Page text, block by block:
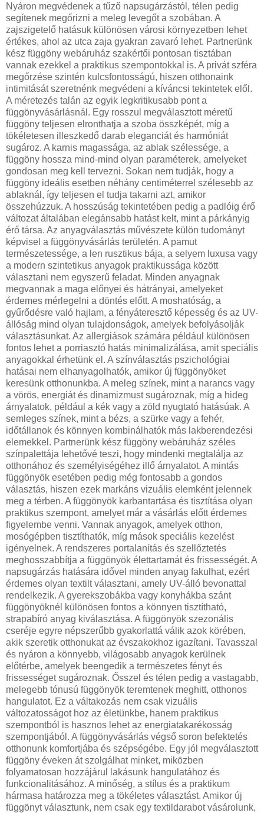
Nyáron megvédenek a tűző napsugárzástól, télen pedig
segítenek megőrizni a meleg levegőt a szobában. A
zajszigetelő hatásuk különösen városi környezetben lehet
értékes, ahol az utca zaja gyakran zavaró lehet. Partnerünk
kész függöny webáruház szakértői pontosan tisztában
vannak ezekkel a praktikus szempontokkal is. A privát szféra
megőrzése szintén kulcsfontosságú, hiszen otthonaink
intimitását szeretnénk megvédeni a kíváncsi tekintetek elől.
A méretezés talán az egyik legkritikusabb pont a
függönyvásárlásnál. Egy rosszul megválasztott méretű
függöny teljesen elronthatja a szoba összképét, míg a
tökéletesen illeszkedő darab eleganciát és harmóniát
sugároz. A karnis magassága, az ablak szélessége, a
függöny hossza mind-mind olyan paraméterek, amelyeket
gondosan meg kell tervezni. Sokan nem tudják, hogy a
függöny ideális esetben néhány centiméterrel szélesebb az
ablaknál, így teljesen el tudja takarni azt, amikor
összehúzzuk. A hosszúság tekintetében pedig a padlóig érő
változat általában elegánsabb hatást kelt, mint a párkányig
érő társa. Az anyagválasztás művészete külön tudományt
képvisel a függönyvásárlás területén. A pamut
természetessége, a len rusztikus bája, a selyem luxusa vagy
a modern szintetikus anyagok praktikussága között
választani nem egyszerű feladat. Minden anyagnak
megvannak a maga előnyei és hátrányai, amelyeket
érdemes mérlegelni a döntés előtt. A moshatóság, a
gyűrődésre való hajlam, a fényáteresztő képesség és az UV-
állóság mind olyan tulajdonságok, amelyek befolyásolják
választásunkat. Az allergiások számára például különösen
fontos lehet a porriasztó hatás minimalizálása, amit speciális
anyagokkal érhetünk el. A színválasztás pszichológiai
hatásai nem elhanyagolhatók, amikor új függönyöket
keresünk otthonunkba. A meleg színek, mint a narancs vagy
a vörös, energiát és dinamizmust sugároznak, míg a hideg
árnyalatok, például a kék vagy a zöld nyugtató hatásúak. A
semleges színek, mint a bézs, a szürke vagy a fehér,
időtállanok és könnyen kombinálhatók más lakberendezési
elemekkel. Partnerünk kész függöny webáruház széles
színpalettája lehetővé teszi, hogy mindenki megtalálja az
otthonához és személyiségéhez illő árnyalatot. A mintás
függönyök esetében pedig még fontosabb a gondos
választás, hiszen ezek markáns vizuális elemként jelennek
meg a térben. A függönyök karbantartása és tisztítása olyan
praktikus szempont, amelyet már a vásárlás előtt érdemes
figyelembe venni. Vannak anyagok, amelyek otthon,
mosógépben tisztíthatók, míg mások speciális kezelést
igényelnek. A rendszeres portalanítás és szellőztetés
meghosszabbítja a függönyök élettartamát és frissességét. A
napsugárzás hatására idővel minden anyag fakulhat, ezért
érdemes olyan textilt választani, amely UV-álló bevonattal
rendelkezik. A gyerekszobákba vagy konyhákba szánt
függönyöknél különösen fontos a könnyen tisztítható,
strapabíró anyag kiválasztása. A függönyök szezonális
cseréje egyre népszerűbb gyakorlattá válik azok körében,
akik szeretik otthonukat az évszakokhoz igazítani. Tavasszal
és nyáron a könnyebb, világosabb anyagok kerülnek
előtérbe, amelyek beengedik a természetes fényt és
frissességet sugároznak. Ősszel és télen pedig a vastagabb,
melegebb tónusú függönyök teremtenek meghitt, otthonos
hangulatot. Ez a váltakozás nem csak vizuális
változatosságot hoz az életünkbe, hanem praktikus
szempontból is hasznos lehet az energiatakarékosság
szempontjából. A függönyvásárlás végső soron befektetés
otthonunk komfortjába és szépségébe. Egy jól megválasztott
függöny éveken át szolgálhat minket, miközben
folyamatosan hozzájárul lakásunk hangulatához és
funkcionalitásához. A minőség, a stílus és a praktikum
hármasa határozza meg a tökéletes választást. Amikor új
függönyt választunk, nem csak egy textildarabot vásárolunk,